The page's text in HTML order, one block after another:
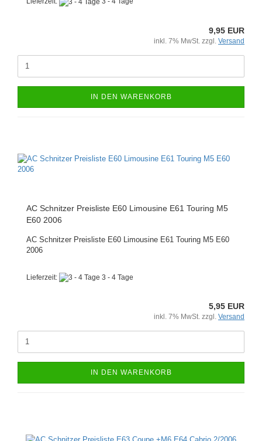
9,95 EUR
inkl. 7% MwSt. zzgl. Versand
IN DEN WARENKORB
AC Schnitzer Preisliste E60 Limousine E61 Touring M5
E60 2006
AC Schnitzer Preisliste E60 Limousine E61 Touring M5 E60
2006
Lieferzeit: 3 - 4 Tage
5,95 EUR
inkl. 7% MwSt. zzgl. Versand
IN DEN WARENKORB